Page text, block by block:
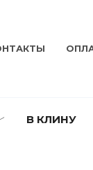
В КЛИНУ